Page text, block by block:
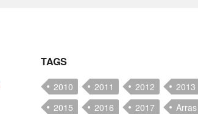
TAGS
2010 2011 2012 2013
2015
2016 2017 Arras